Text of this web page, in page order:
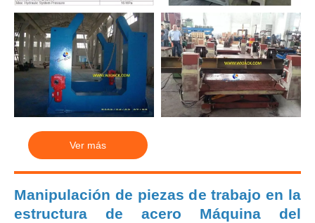
Ver más
Manipulación de piezas de trabajo en la
estructura de acero Máquina del